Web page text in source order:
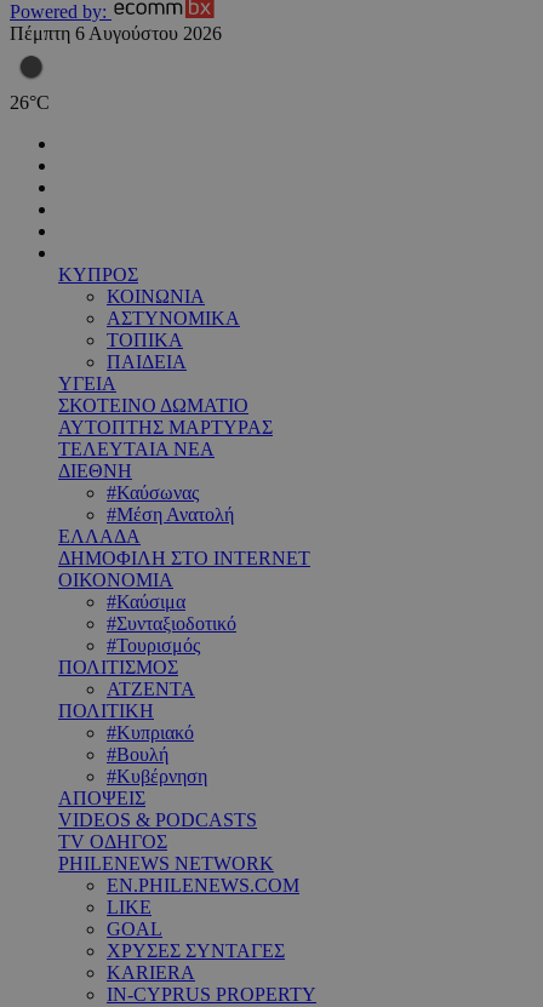
Powered by:
Πέμπτη 6 Αυγούστου 2026
26°C
ΚΥΠΡΟΣ
ΚΟΙΝΩΝΙΑ
ΑΣΤΥΝΟΜΙΚΑ
ΤΟΠΙΚΑ
ΠΑΙΔΕΙΑ
ΥΓΕΙΑ
ΣΚΟΤΕΙΝΟ ΔΩΜΑΤΙΟ
ΑΥΤΟΠΤΗΣ ΜΑΡΤΥΡΑΣ
ΤΕΛΕΥΤΑΙΑ ΝΕΑ
ΔΙΕΘΝΗ
#Καύσωνας
#Μέση Ανατολή
ΕΛΛΑΔΑ
ΔΗΜΟΦΙΛΗ ΣΤΟ INTERNET
ΟΙΚΟΝΟΜΙΑ
#Καύσιμα
#Συνταξιοδοτικό
#Τουρισμός
ΠΟΛΙΤΙΣΜΟΣ
ΑΤΖΕΝΤΑ
ΠΟΛΙΤΙΚΗ
#Κυπριακό
#Βουλή
#Κυβέρνηση
ΑΠΟΨΕΙΣ
VIDEOS & PODCASTS
TV ΟΔΗΓΟΣ
PHILENEWS NETWORK
EN.PHILENEWS.COM
LIKE
GOAL
ΧΡΥΣΕΣ ΣΥΝΤΑΓΕΣ
KARIERA
IN-CYPRUS PROPERTY